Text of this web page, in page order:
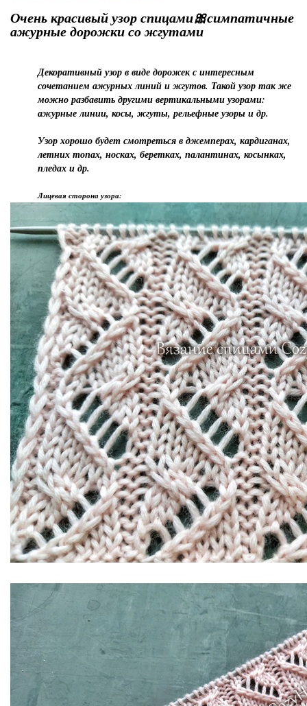
Очень красивый узор спицами🎀симпатичные
ажурные дорожки со жгутами
Декоративный узор в виде дорожек с интересным
сочетанием ажурных линий и жгутов. Такой узор так же
можно разбавить другими вертикальными узорами:
ажурные линии, косы, жгуты, рельефные узоры и др.
Узор хорошо будет смотреться в джемперах, кардиганах,
летних топах, носках, беретках, палантинах, косынках,
пледах и др.
Лицевая сторона узора: